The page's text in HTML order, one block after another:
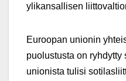
ylikansallisen
Euroopan unionin
puolustusta on ryhdytty
unionista tulisi